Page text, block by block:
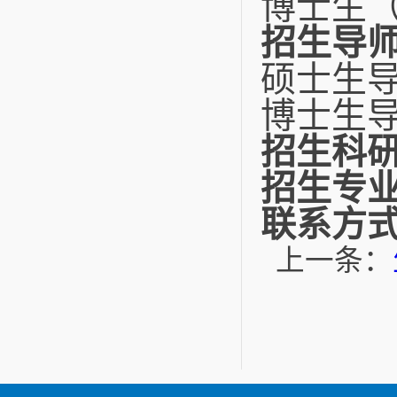
招生导
硕士生
博士生
招生科
招生专
联系方
上一条：